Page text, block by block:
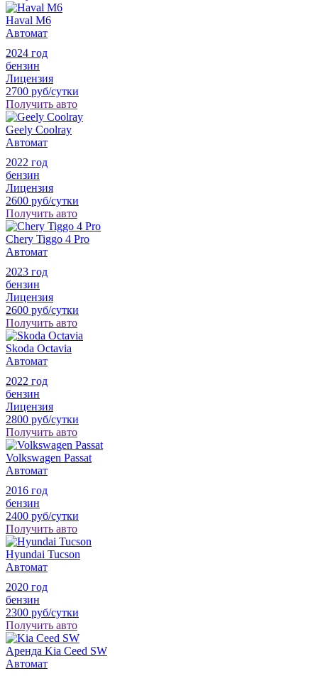
Haval M6
Автомат
2024 год
бензин
Лицензия
2700 руб/сутки
Получить авто
Geely Coolray
Автомат
2022 год
бензин
Лицензия
2600 руб/сутки
Получить авто
Chery Tiggo 4 Pro
Автомат
2023 год
бензин
Лицензия
2600 руб/сутки
Получить авто
Skoda Octavia
Автомат
2022 год
бензин
Лицензия
2800 руб/сутки
Получить авто
Volkswagen Passat
Автомат
2016 год
бензин
2400 руб/сутки
Получить авто
Hyundai Tucson
Автомат
2020 год
бензин
2300 руб/сутки
Получить авто
Аренда Kia Ceed SW
Автомат